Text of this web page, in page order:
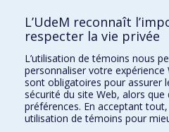
Comment soutenir l'École?
BESOIN D'AIDE?
Plan du site
Signaler une erreur
Accessibilité
FACULTÉ DES ARTS ET DES SCIENCES
L’UdeM reconnaît
respecter la vie privée
L’utilisation de témoins nous
personnaliser votre expérience
sont obligatoires pour assurer
sécurité du site Web, alors que
préférences. En acceptant
utilisation de témoins pour